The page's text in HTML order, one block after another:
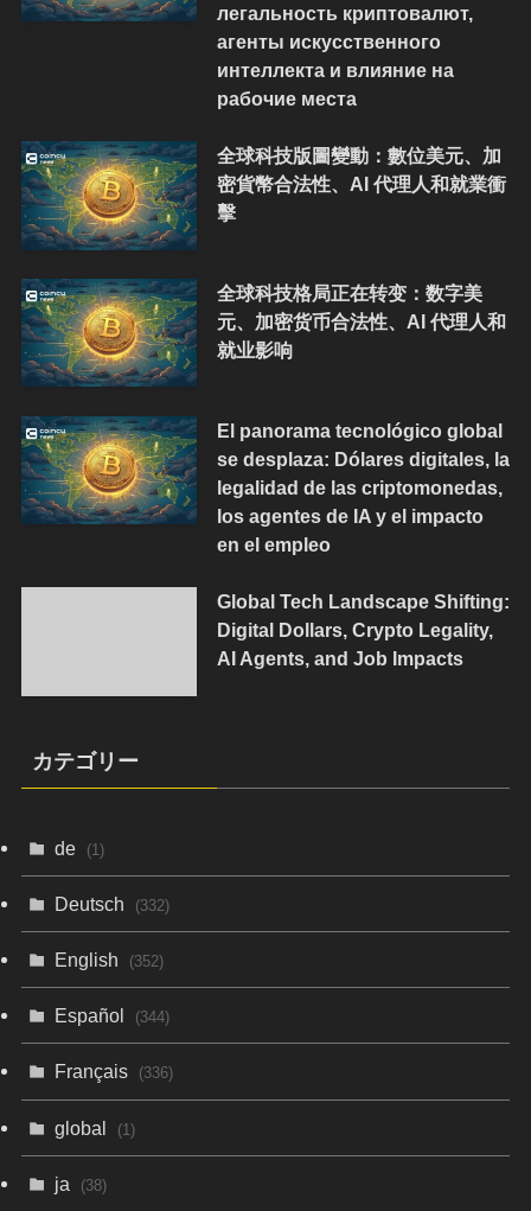
легальность криптовалют,
агенты искусственного
интеллекта и влияние на
рабочие места
全球科技版圖變動：數位美元、加
密貨幣合法性、AI 代理人和就業衝
擊
全球科技格局正在转变：数字美
元、加密货币合法性、AI 代理人和
就业影响
El panorama tecnológico global
se desplaza: Dólares digitales, la
legalidad de las criptomonedas,
los agentes de IA y el impacto
en el empleo
Global Tech Landscape Shifting:
Digital Dollars, Crypto Legality,
AI Agents, and Job Impacts
カテゴリー
de (1)
Deutsch (332)
English (352)
Español (344)
Français (336)
global (1)
ja (38)